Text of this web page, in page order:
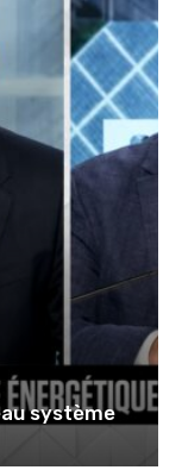
système